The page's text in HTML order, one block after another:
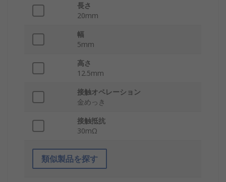
長さ
20mm
幅
5mm
高さ
12.5mm
接触オペレーション
金めっき
接触抵抗
30mΩ
類似製品を探す